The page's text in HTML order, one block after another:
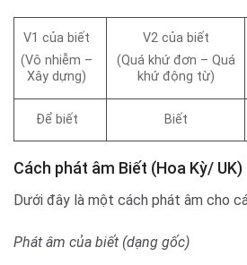
V1 của biết
(Vô nhiễm –
Xây dựng)
V2 của biết
(Quá khứ đơn – Quá
khứ động từ)
Để biết Biết
Cách phát âm Biết (Hoa Kỳ/ UK)
Dưới đây là một cách phát âm cho
Phát âm của biết (dạng gốc)